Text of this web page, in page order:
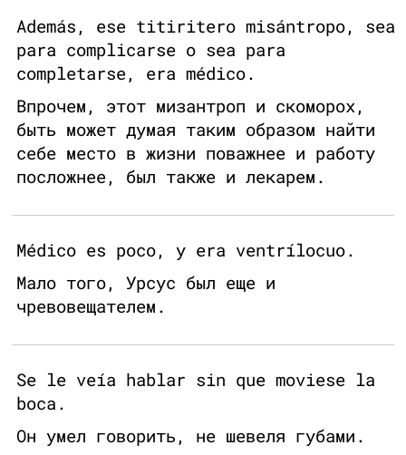
Además, ese titiritero misántropo, sea
para complicarse o sea para
completarse, era médico.
Впрочем, этот мизантроп и скоморох,
быть может думая таким образом найти
себе место в жизни поважнее и работу
посложнее, был также и лекарем.
Médico es poco, y era ventrílocuo.
Мало того, Урсус был еще и
чревовещателем.
Se le veía hablar sin que moviese la
boca.
Он умел говорить, не шевеля губами.